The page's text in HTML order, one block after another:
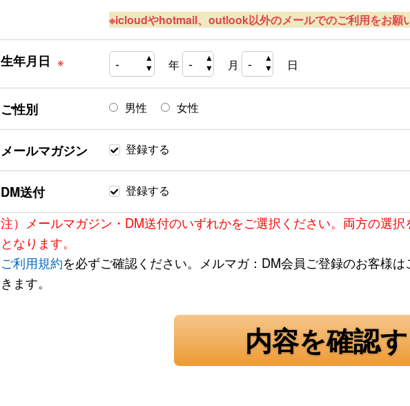
※icloudやhotmail、outlook以外のメールでのご利用をお願
生年月日 ※ 年 月 日
ご性別 男性 女性
メールマガジン 登録する
DM送付 登録する
注）メールマガジン・DM送付のいずれかをご選択ください。両方の選
となります。
ご利用規約を必ずご確認ください。メルマガ：DM会員ご登録のお客様
きます。
内容を確認